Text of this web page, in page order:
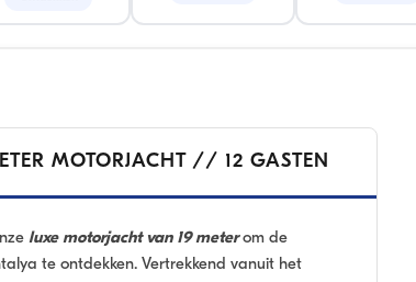
MOTORJACHT // 12 GASTEN
luxe motorjacht van 19 meterom de
te ontdekken. Vertrekkend vanuit het